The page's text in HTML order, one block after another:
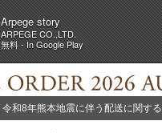
Arpege story
ARPEGE CO.,LTD.
無料 - In Google Play
令和8年熊本地震に伴う配送に関す